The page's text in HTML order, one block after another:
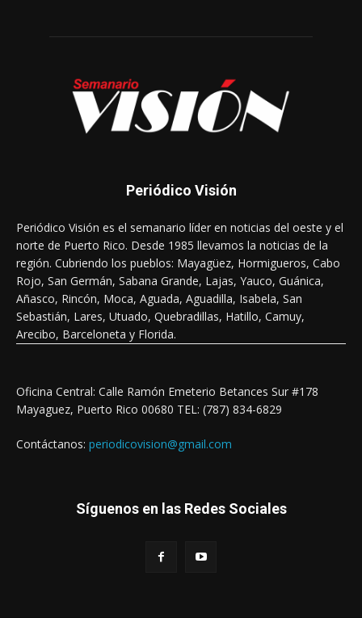
Periódico Visión
Periódico Visión es el semanario líder en noticias del oeste y el
norte de Puerto Rico. Desde 1985 llevamos la noticias de la
región. Cubriendo los pueblos: Mayagüez, Hormigueros, Cabo
Rojo, San Germán, Sabana Grande, Lajas, Yauco, Guánica,
Añasco, Rincón, Moca, Aguada, Aguadilla, Isabela, San
Sebastián, Lares, Utuado, Quebradillas, Hatillo, Camuy,
Arecibo, Barceloneta y Florida.
Oficina Central: Calle Ramón Emeterio Betances Sur #178
Mayaguez, Puerto Rico 00680 TEL: (787) 834-6829
Contáctanos: periodicovision@gmail.com
Síguenos en las Redes Sociales